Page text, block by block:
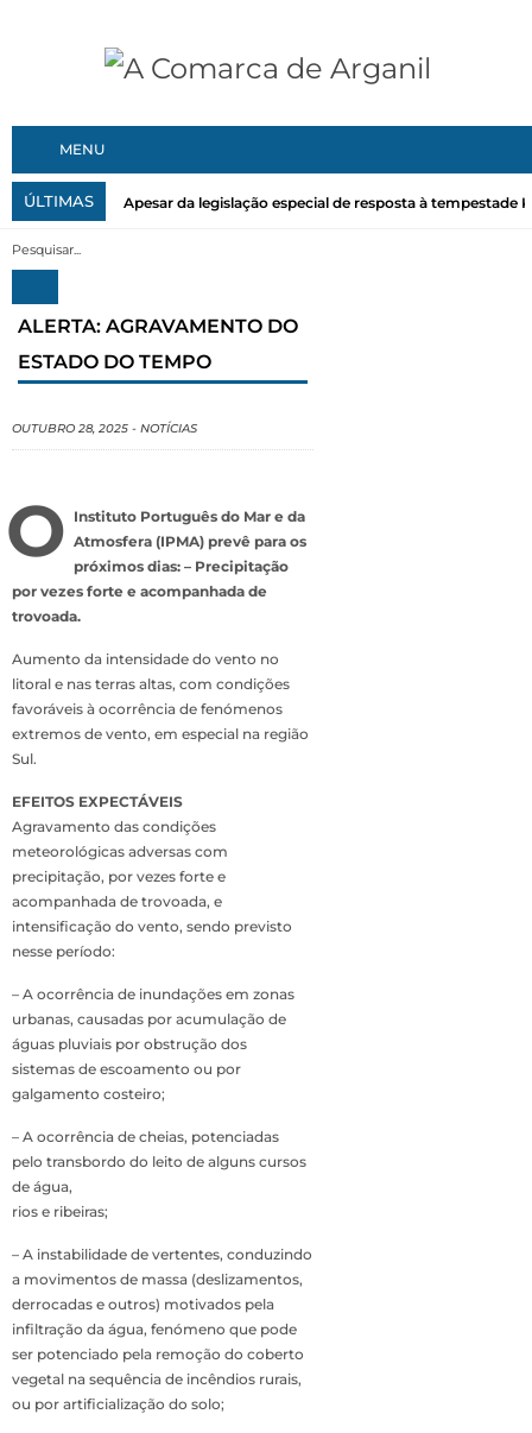
MENU
ÚLTIMAS Apesar da legislação especial de resposta à tempestade
ALERTA: AGRAVAMENTO DO
ESTADO DO TEMPO
OUTUBRO 28, 2025 - NOTÍCIAS
O Instituto Português do Mar e da
Atmosfera (IPMA) prevê para os
próximos dias: – Precipitação
por vezes forte e acompanhada de
trovoada.
Aumento da intensidade do vento no
litoral e nas terras altas, com condições
favoráveis à ocorrência de fenómenos
extremos de vento, em especial na região
Sul.
EFEITOS EXPECTÁVEIS
Agravamento das condições
meteorológicas adversas com
precipitação, por vezes forte e
acompanhada de trovoada, e
intensificação do vento, sendo previsto
nesse período:
– A ocorrência de inundações em zonas
urbanas, causadas por acumulação de
águas pluviais por obstrução dos
sistemas de escoamento ou por
galgamento costeiro;
– A ocorrência de cheias, potenciadas
pelo transbordo do leito de alguns cursos
de água,
rios e ribeiras;
– A instabilidade de vertentes, conduzindo
a movimentos de massa (deslizamentos,
derrocadas e outros) motivados pela
infiltração da água, fenómeno que pode
ser potenciado pela remoção do coberto
vegetal na sequência de incêndios rurais,
ou por artificialização do solo;